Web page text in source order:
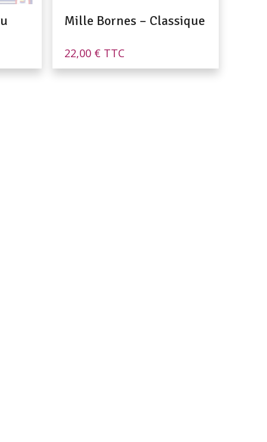
Mille Bornes – Classique
22,00 € TTC